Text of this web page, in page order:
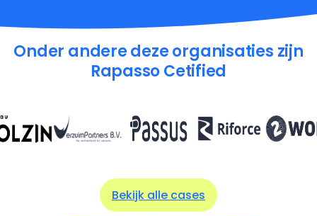
Onder andere deze organisaties zijn
Rapasso Cetified
Bekijk alle cases